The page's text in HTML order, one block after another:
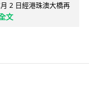
2 日經港珠澳大橋再
文